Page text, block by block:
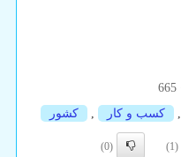
665
, كسب و كار , كشور
(1)
(0)